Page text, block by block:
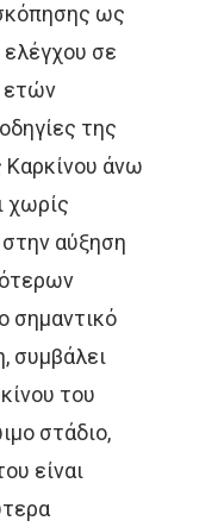
ως
σε
ετών
της
Καρκίνου άνω
χωρίς
αύξηση
σημαντικό
συμβάλει
του
στάδιο,
είναι